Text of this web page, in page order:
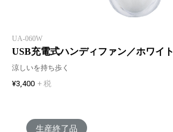
UA-060W
USB充電式ハンディファン／ホワイト
涼しいを持ち歩く
¥3,400 + 税
生産終了品